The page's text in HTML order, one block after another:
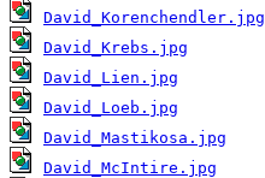
David_Korenchendler.jpg
David_Krebs.jpg
David_Lien.jpg
David_Loeb.jpg
David_Mastikosa.jpg
David_McIntire.jpg